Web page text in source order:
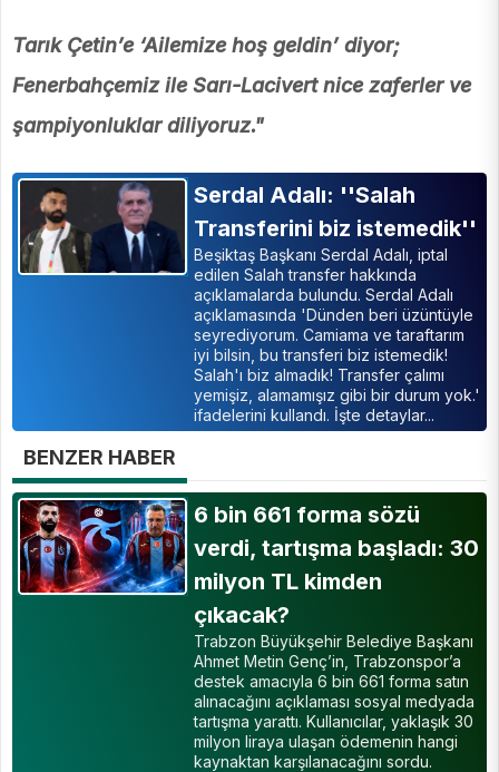
Tarık Çetin’e ‘Ailemize hoş geldin’ diyor;
Fenerbahçemiz ile Sarı-Lacivert nice zaferler ve
şampiyonluklar diliyoruz."
Serdal Adalı: ''Salah
Transferini biz istemedik''
Beşiktaş Başkanı Serdal Adalı, iptal
edilen Salah transfer hakkında
açıklamalarda bulundu. Serdal Adalı
açıklamasında 'Dünden beri üzüntüyle
seyrediyorum. Camiama ve taraftarım
iyi bilsin, bu transferi biz istemedik!
Salah'ı biz almadık! Transfer çalımı
yemişiz, alamamışız gibi bir durum yok.'
ifadelerini kullandı. İşte detaylar...
BENZER HABER
6 bin 661 forma sözü
verdi, tartışma başladı: 30
milyon TL kimden
çıkacak?
Trabzon Büyükşehir Belediye Başkanı
Ahmet Metin Genç’in, Trabzonspor’a
destek amacıyla 6 bin 661 forma satın
alınacağını açıklaması sosyal medyada
tartışma yarattı. Kullanıcılar, yaklaşık 30
milyon liraya ulaşan ödemenin hangi
kaynaktan karşılanacağını sordu.